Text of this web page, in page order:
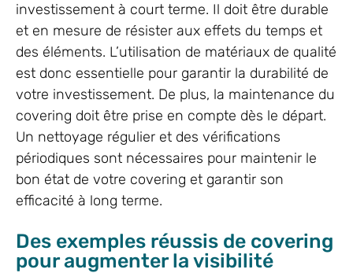
investissement à court terme. Il doit être durable
et en mesure de résister aux effets du temps et
des éléments. L’utilisation de matériaux de qualité
est donc essentielle pour garantir la durabilité de
votre investissement. De plus, la maintenance du
covering doit être prise en compte dès le départ.
Un nettoyage régulier et des vérifications
périodiques sont nécessaires pour maintenir le
bon état de votre covering et garantir son
efficacité à long terme.
Des exemples réussis de covering
pour augmenter la visibilité